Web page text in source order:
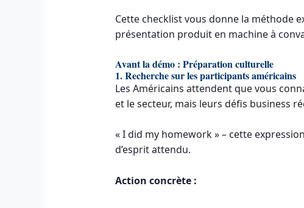
Cette checklist vous donne la méthode
présentation produit en machine à
Avant la démo : Préparation culturelle
1. Recherche sur les participants américains
Les Américains attendent que vous
et le secteur, mais leurs défis business
« I did my homework » – cette
d’esprit attendu.
Action concrète :